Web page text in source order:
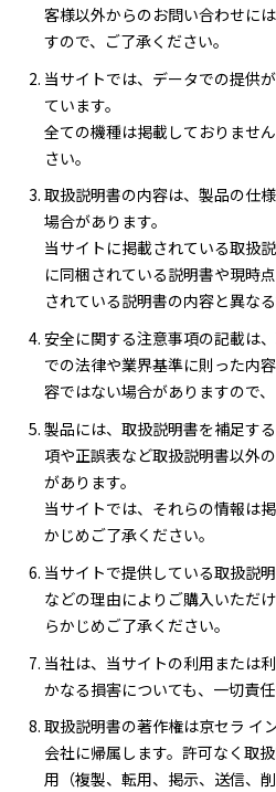
客様以外からのお問い合わせに
すので、ご了承ください。
当サイトでは、データでの提供
ています。
全ての機種は掲載しておりませ
さい。
取扱説明書の内容は、製品の仕
場合があります。
当サイトに掲載されている取扱
に同梱されている説明書や現時
されている説明書の内容と異なる
安全に関する注意事項の記載は
での法律や業界基準に則った内
容ではない場合がありますので、
製品には、取扱説明書を補足す
項や正誤表など取扱説明書以外
があります。
当サイトでは、それらの情報は
かじめご了承ください。
当サイトで提供している取扱説
などの理由によりご購入いただ
らかじめご了承ください。
当社は、当サイトの利用または
かなる損害についても、一切責
取扱説明書の著作権は京セラ イ
会社に帰属します。許可なく取
用（複製、転用、掲示、送信、